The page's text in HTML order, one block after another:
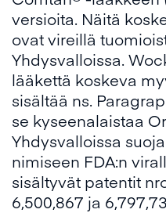
versioita. Näitä
ovat vireillä
Yhdysvalloissa.
lääkettä koskeva
sisältää ns.
se kyseenalaistaa
Yhdysvalloissa
nimiseen FDA:n
sisältyvät patentit
6,500,867 ja